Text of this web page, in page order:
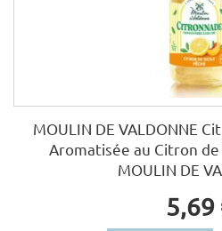
MOULIN DE VALDONNE
Aromatisée au Citron de
MOULIN DE
5,69